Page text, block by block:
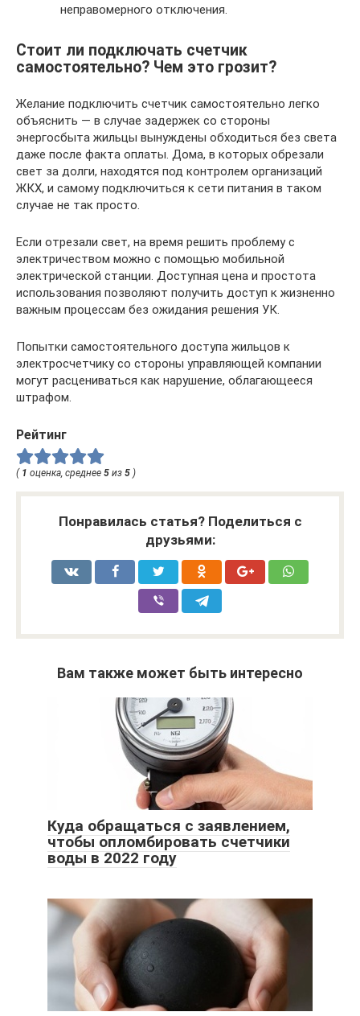
неправомерного отключения.
Стоит ли подключать счетчик
самостоятельно? Чем это грозит?
Желание подключить счетчик самостоятельно легко
объяснить — в случае задержек со стороны
энергосбыта жильцы вынуждены обходиться без света
даже после факта оплаты. Дома, в которых обрезали
свет за долги, находятся под контролем организаций
ЖКХ, и самому подключиться к сети питания в таком
случае не так просто.
Если отрезали свет, на время решить проблему с
электричеством можно с помощью мобильной
электрической станции. Доступная цена и простота
использования позволяют получить доступ к жизненно
важным процессам без ожидания решения УК.
Попытки самостоятельного доступа жильцов к
электросчетчику со стороны управляющей компании
могут расцениваться как нарушение, облагающееся
штрафом.
Рейтинг
( 1 оценка, среднее 5 из 5 )
Понравилась статья? Поделиться с
друзьями:
Вам также может быть интересно
Куда обращаться с заявлением,
чтобы опломбировать счетчики
воды в 2022 году